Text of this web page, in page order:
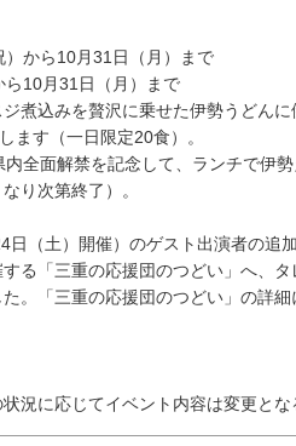
から10月31日（月）まで
月31日（月）まで
込みを贅沢に乗せた伊勢うどんに
ます（一日限定20食）。
解禁を記念して、ランチで伊勢
り次第終了）。
日（土）開催）のゲスト出演者の追
る「三重の応援団のつどい」へ、
。「三重の応援団のつどい」の詳
況に応じてイベント内容は変更とな